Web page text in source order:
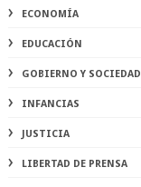
ECONOMÍA
EDUCACIÓN
GOBIERNO Y SOCIEDAD
INFANCIAS
JUSTICIA
LIBERTAD DE PRENSA